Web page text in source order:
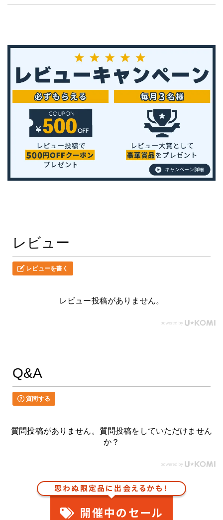
レビュー
レビューを書く
レビュー投稿がありません。
Q&A
質問する
質問投稿がありません。質問投稿をしていただけません
か？
思わぬ限定品に出会えるかも！
開催中のセール